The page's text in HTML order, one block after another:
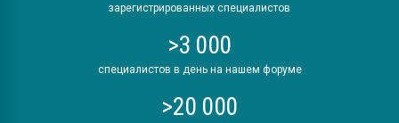
зарегистрированных специалистов
>3 000
специалистов в день на нашем форуме
>20 000